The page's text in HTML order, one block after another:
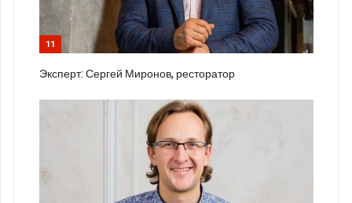
11
Эксперт: Сергей Миронов, ресторатор